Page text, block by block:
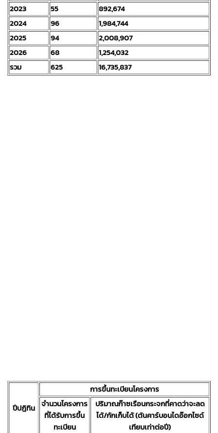
2023
55
892,674
2024
96
1,984,744
2025
94
2,008,907
2026
68
1,254,032
รวม
625 16,735,837
ปีปฎิทิน
การขึ้นทะเบียนโครงการ
จำนวนโครงการ
ที่ได้รับการขึ้น
ทะเบียน
ปริมาณก๊าซเรือนกระจกที่คาดว่าจะลด
ได้/กักเก็บได้ (ตันคาร์บอนไดอ๊อกไซด์
เทียบเท่าต่อปี)